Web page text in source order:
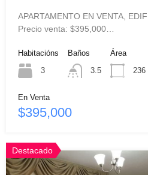
APARTAMENTO EN VENTA,
Precio venta: $395,000…
Habitacións
3
Baños
3.5
Área
236
En Venta
$395,000
Destacado